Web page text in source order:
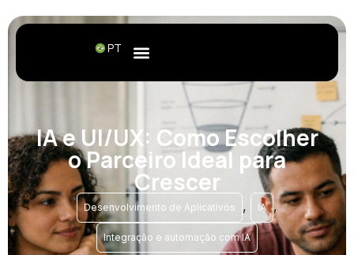
PT
IA e UI/UX: Como Escolher
o Parceiro Ideal para
Crescer
Desenvolvimento de Aplicativos , IA ,
Integração e automação com IA